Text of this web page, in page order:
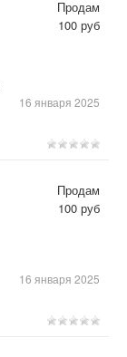
16 января 2025
Продам
100 руб
16 января 2025
Продам
100 руб